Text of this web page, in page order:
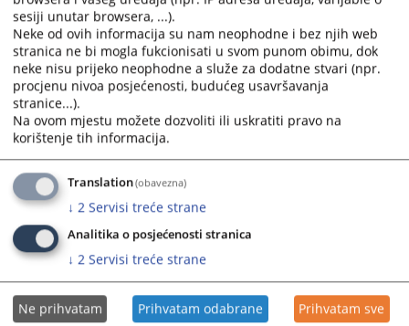
sesiji unutar browsera, ...).
Neke od ovih informacija su nam neophodne i bez njih web
stranica ne bi mogla fukcionisati u svom punom obimu, dok
neke nisu prijeko neophodne a služe za dodatne stvari (npr.
procjenu nivoa posjećenosti, budućeg usavršavanja
stranice...).
Na ovom mjestu možete dozvoliti ili uskratiti pravo na
korištenje tih informacija.
Translation(obavezna)
↓ 2 Servisi treće strane
Analitika o posjećenosti stranica
↓ 2 Servisi treće strane
Ne prihvatam Prihvatam odabrane Prihvatam sve